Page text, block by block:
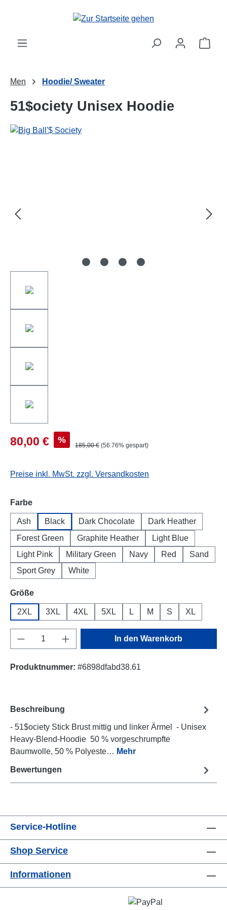
Men Hoodie/ Sweater
51$ociety Unisex Hoodie
80,00 € %
185,00 € (56.76% gespart)
Preise inkl. MwSt. zzgl. Versandkosten
Farbeauswählen
Ash Black Dark Chocolate
Dark Heather
Forest Green
Graphite Heather
Light Blue
Light Pink
Military Green Navy Red
Sand
Sport Grey
White
Größeauswählen
2XL 3XL 4XL 5XL L M S XL
Produkt Anzahl: Gib den gewünschten
In den Warenkorb
Produktnummer: #6898dfabd38.61
Beschreibung
- 51$ociety Stick Brust mittig und linker Ärmel - Unisex
Heavy-Blend-Hoodie 50 % vorgeschrumpfte
Baumwolle, 50 % Polyeste… Mehr
Bewertungen
Service-Hotline
Shop Service
Informationen